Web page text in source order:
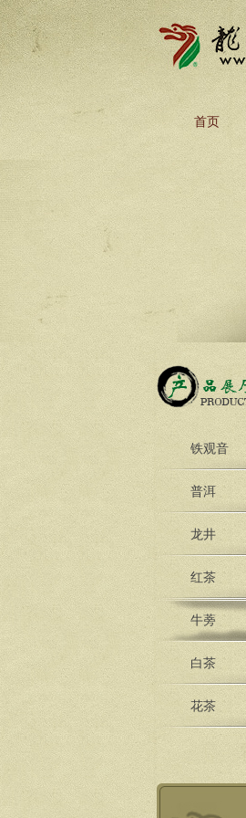
首页
铁观音
普洱
龙井
红茶
牛蒡
白茶
花茶